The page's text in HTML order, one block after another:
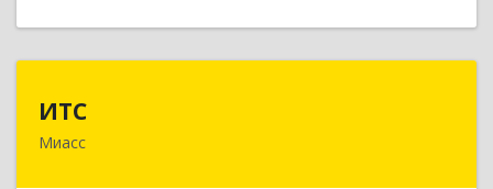
ИТС
Миасс456300, Челябинская обл, Миасс г, Романенко